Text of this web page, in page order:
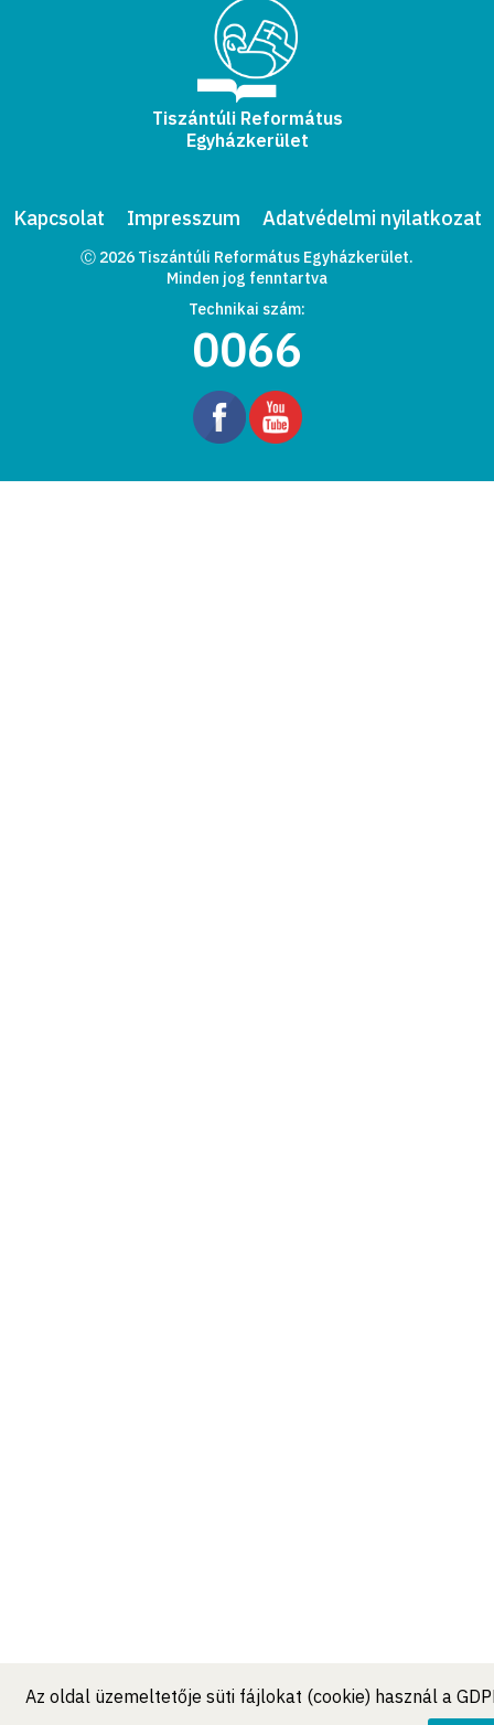
Az oldal üzemeltetője süti fájlokat (cookie) használ a
Tiszántúli Református
Egyházkerület
Kapcsolat Impresszum Adatvédelmi nyilatkozat
Ⓒ 2026 Tiszántúli Református Egyházkerület.
Minden jog fenntartva
Technikai szám:
0066